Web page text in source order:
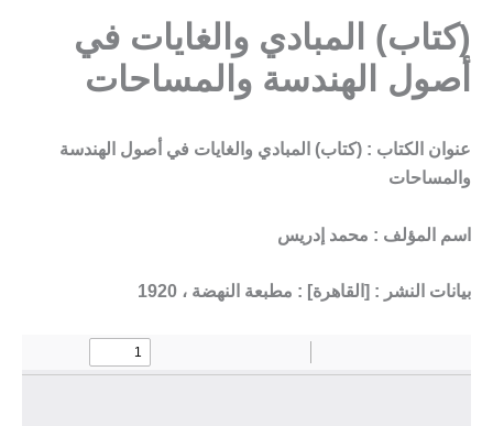
(كتاب) المبادي والغايات في
أصول الهندسة والمساحات
عنوان الكتاب : (كتاب) المبادي والغايات في أصول الهندسة
والمساحات
اسم المؤلف : محمد إدريس
بيانات النشر : [القاهرة] : مطبعة النهضة ، 1920